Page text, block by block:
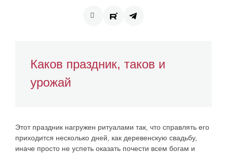
Каков праздник, таков и
урожай
Этот праздник нагружен ритуалами так, что справлять его
приходится несколько дней, как деревенскую свадьбу,
иначе просто не успеть оказать почести всем богам и